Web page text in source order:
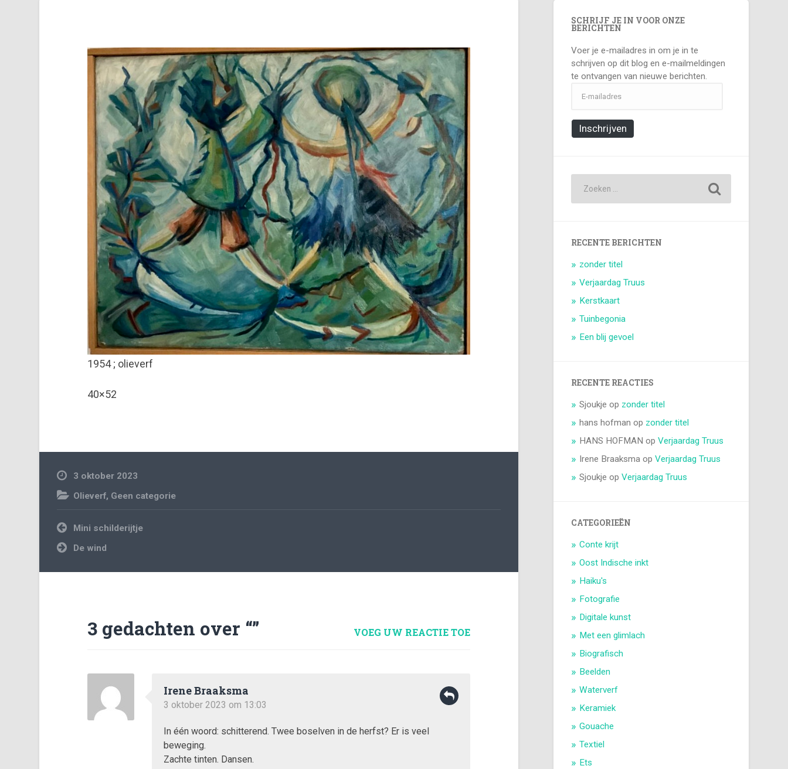
1954 ; olieverf
40×52
3 oktober 2023
Olieverf, Geen categorie
Bericht
navigatie
Mini schilderijtje
De wind
3 gedachten over “” VOEG UW REACTIE TOE
Irene Braaksma
3 oktober 2023 om 13:03
In één woord: schitterend. Twee boselven in de herfst? Er is veel
beweging.
Zachte tinten. Dansen.
SCHRIJF JE IN VOOR ONZE
BERICHTEN
Voer je e-mailadres in om je in te
schrijven op dit blog en e-mailmeldingen
te ontvangen van nieuwe berichten.
mailadres
Inschrijven
RECENTE BERICHTEN
zonder titel
Verjaardag Truus
Kerstkaart
Tuinbegonia
Een blij gevoel
RECENTE REACTIES
Sjoukje op zonder titel
hans hofman op zonder titel
HANS HOFMAN opVerjaardag Truus
Irene Braaksma opVerjaardag Truus
Sjoukje opVerjaardag Truus
CATEGORIEËN
Conte krijt
Oost Indische inkt
Haiku's
Fotografie
Digitale kunst
Met een glimlach
Biografisch
Beelden
Waterverf
Keramiek
Gouache
Textiel
Ets